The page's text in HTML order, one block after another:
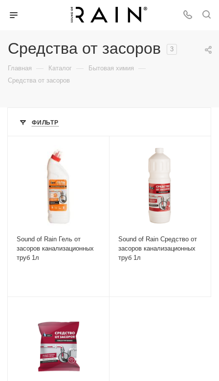
Средства от засоров 3
Главная — Каталог — Бытовая химия —
Средства от засоров
ФИЛЬТР
Sound of Rain Гель от
засоров канализационных
труб 1л
Sound of Rain Средство от
засоров канализационных
труб 1л